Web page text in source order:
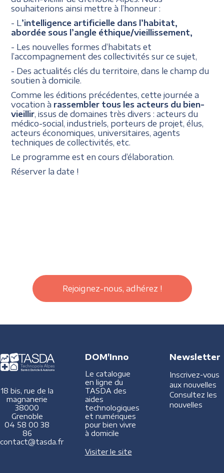
souhaiterions ainsi mettre à l’honneur :
- L ’intelligence artificielle dans l’habitat,
abordée sous l’angle éthique/vieillissement,
- Les nouvelles formes d’habitats et
l’accompagnement des collectivités sur ce sujet,
- Des actualités clés du territoire, dans le champ du
soutien à domicile.
Comme les éditions précédentes, cette journée a
vocation à rassembler tous les acteurs du bien-
vieillir , issus de domaines très divers : acteurs du
médico-social, industriels, porteurs de projet, élus,
acteurs économiques, universitaires, agents
techniques de collectivités, etc.
Le programme est en cours d’élaboration.
Réserver la date !
Rejoignez-nous, adhérez !
18 bis, rue de la
magnanerie
38000
Grenoble
04 58 00 38
86
contact@tasda.fr
DOM'Inno
Le catalogue
en ligne du
TASDA des
aides
technologiques
et numériques
pour bien vivre
à domicile
Visiter le site
Newsletter
Inscrivez-vous
aux nouvelles
Consultez les
nouvelles